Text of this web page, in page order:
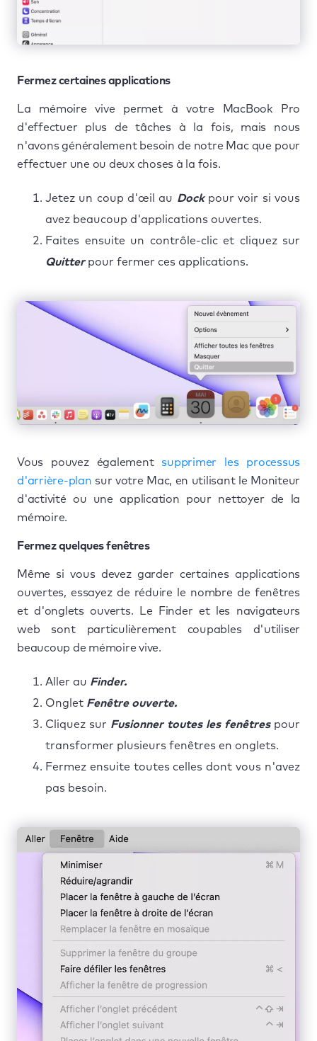
Fermez certaines applications
La mémoire vive permet à votre MacBook Pro
d'effectuer plus de tâches à la fois, mais nous
n'avons généralement besoin de notre Mac que pour
effectuer une ou deux choses à la fois.
Jetez un coup d'œil au Dockpour voir si vous
avez beaucoup d'applications ouvertes.
Faites ensuite un contrôle-clic et cliquez sur
Quitterpour fermer ces applications.
Vous pouvez également supprimer les processus
d'arrière-plan sur votre Mac, en utilisant le Moniteur
d'activité ou une application pour nettoyer de la
mémoire.
Fermez quelques fenêtres
Même si vous devez garder certaines applications
ouvertes, essayez de réduire le nombre de fenêtres
et d'onglets ouverts. Le Finder et les navigateurs
web sont particulièrement coupables d'utiliser
beaucoup de mémoire vive.
Aller au Finder.
Onglet Fenêtre ouverte.
Cliquez sur Fusionner toutes les fenêtrespour
transformer plusieurs fenêtres en onglets.
Fermez ensuite toutes celles dont vous n'avez
pas besoin.